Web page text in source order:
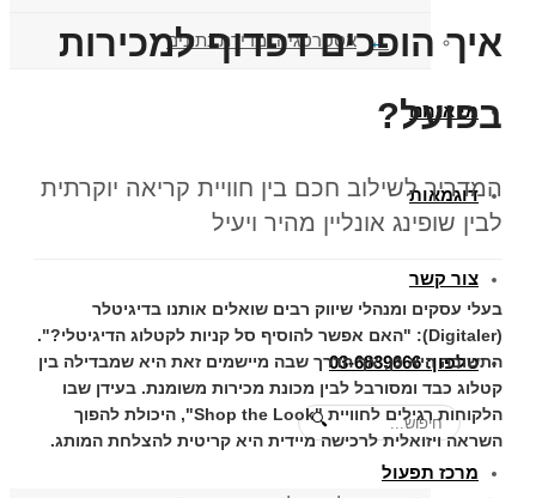
אסטרטגיה ומדידת נתונים
מי אנחנו
דוגמאות
צור קשר
טלפון: 03-6839666
🔍
מרכז תפעול
איך הופכים דפדוף למכירות
בפועל?
המדריך לשילוב חכם בין חוויית קריאה יוקרתית
לבין שופינג אונליין מהיר ויעיל
בעלי עסקים ומנהלי שיווק רבים שואלים אותנו בדיגיטלר
(Digitaler)
: "האם אפשר להוסיף סל קניות לקטלוג הדיגיטלי?".
התשובה היא כן, אך הדרך שבה מיישמים זאת היא שמבדילה בין
קטלוג כבד ומסורבל לבין מכונת מכירות משומנת. בעידן שבו
הלקוחות רגילים לחוויית "Shop the Look", היכולת להפוך
השראה ויזואלית לרכישה מיידית היא קריטית להצלחת המותג.